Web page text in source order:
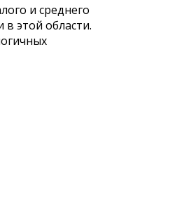
и среднего
этой области.